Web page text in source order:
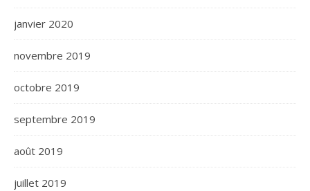
janvier 2020
novembre 2019
octobre 2019
septembre 2019
août 2019
juillet 2019